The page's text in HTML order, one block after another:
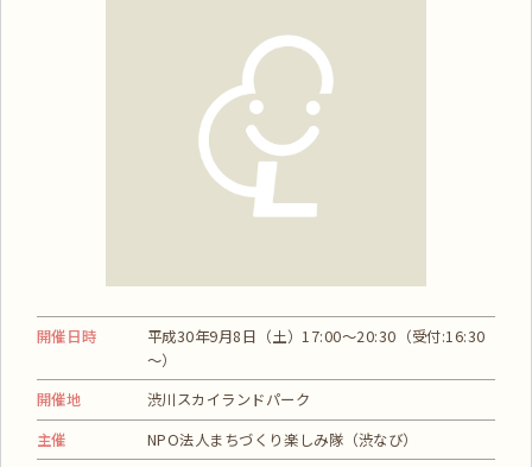
開催日時
平成30年9月8日（土）17:00～20:30（受付:16:30
～）
開催地
渋川スカイランドパーク
主催
NPO法人まちづくり楽しみ隊（渋なび）